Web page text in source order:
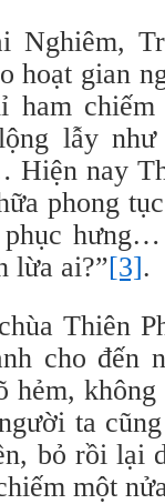
Nghiêm,
hoạt gian
ham
lẫy
nay
phong
phục
lừa ai?”[3].
Thiên
cho đến
hẻm,
ta
bỏ rồi lại
một